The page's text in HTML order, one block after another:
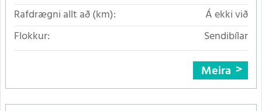
Rafdrægni allt að (km):
Á ekki við
Flokkur:
Sendibílar
Meira